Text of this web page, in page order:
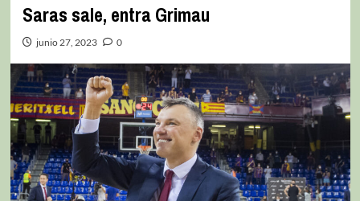
Saras sale, entra Grimau
junio 27, 2023 0